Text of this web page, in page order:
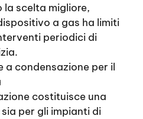
la scelta migliore,
a gas ha limiti
periodici di
a condensazione per il
costituisce una
per gli impianti di